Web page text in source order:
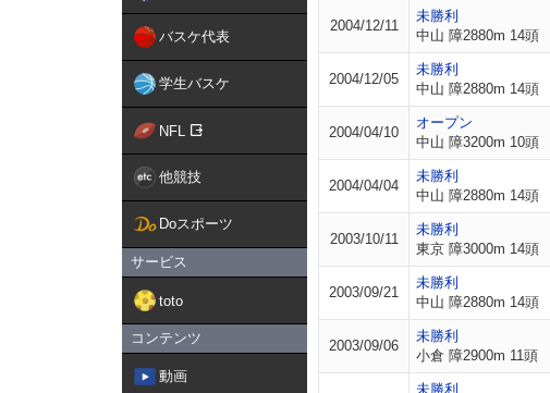
バスケ代表
学生バスケ
NFL
他競技
Doスポーツ
サービス
toto
コンテンツ
動画
2004/12/11
未勝利
中山 障2880m 14頭
2004/12/05
未勝利
中山 障2880m 14頭
2004/04/10
オープン
中山 障3200m 10頭
2004/04/04
未勝利
中山 障2880m 14頭
2003/10/11
未勝利
東京 障3000m 14頭
2003/09/21
未勝利
中山 障2880m 14頭
2003/09/06
未勝利
小倉 障2900m 11頭
未勝利